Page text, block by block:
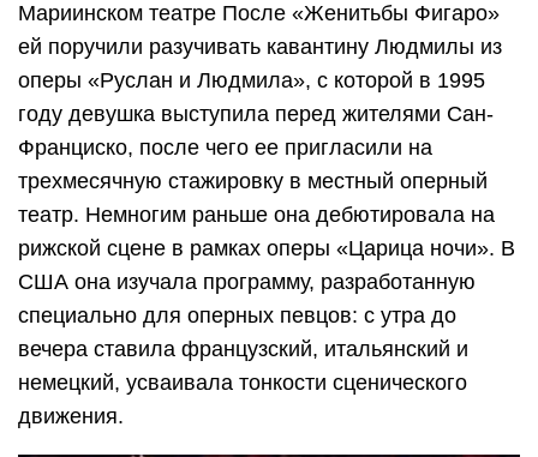
Мариинском театре После «Женитьбы Фигаро»
ей поручили разучивать кавантину Людмилы из
оперы «Руслан и Людмила», с которой в 1995
году девушка выступила перед жителями Сан-
Франциско, после чего ее пригласили на
трехмесячную стажировку в местный оперный
театр. Немногим раньше она дебютировала на
рижской сцене в рамках оперы «Царица ночи». В
США она изучала программу, разработанную
специально для оперных певцов: с утра до
вечера ставила французский, итальянский и
немецкий, усваивала тонкости сценического
движения.